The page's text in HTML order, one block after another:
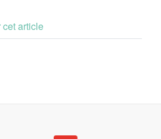
cet article